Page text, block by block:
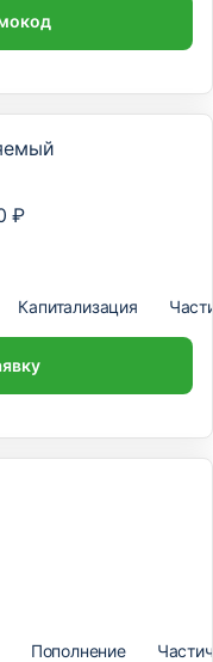
₽
Капитализация
Пополнение